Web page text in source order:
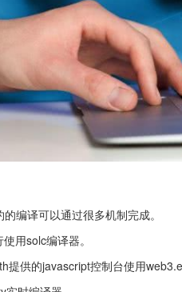
编译可以通过很多机制完成。
用solc编译器。
提供的javascript控制台使用